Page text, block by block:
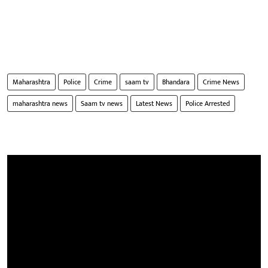
Maharashtra Police Crime saam tv Bhandara
Crime News
maharashtra news
Saam tv news Latest News Police Arrested